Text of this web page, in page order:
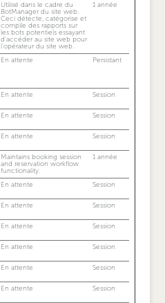
Utilisé dans le cadre du
BotManager du site web.
Ceci détecte, catégorise et
compile des rapports sur
les bots potentiels essayant
d'accéder au site web pour
l'opérateur du site web.
1 année
En attente Persistant
En attente Session
En attente Session
En attente Session
Maintains booking session
and reservation workflow
functionality.
1 année
En attente Session
En attente Session
En attente Session
En attente Session
En attente Session
En attente Session